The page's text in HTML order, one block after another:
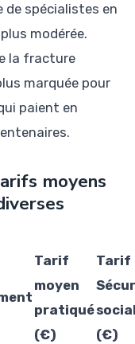
de spécialistes en
modérée.
la fracture
marquée pour
paient en
moyens
Tarif
moyen
pratiqué
(€)
Tarif
(€)